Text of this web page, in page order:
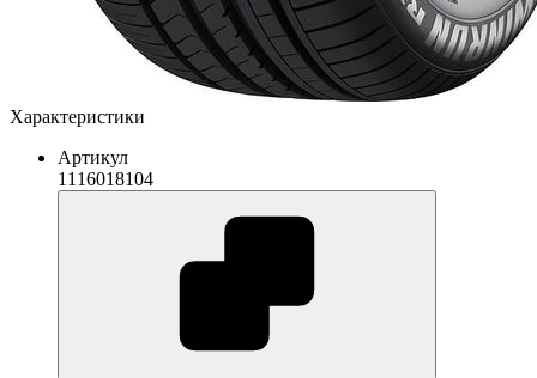
Характеристики
Артикул
1116018104